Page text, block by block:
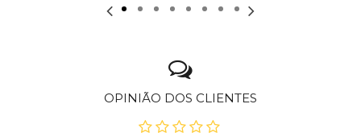
OPINIÃO DOS CLIENTES